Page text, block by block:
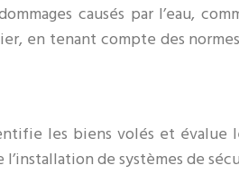
causés par l’eau,
en tenant compte des
les biens volés et
de systèmes de